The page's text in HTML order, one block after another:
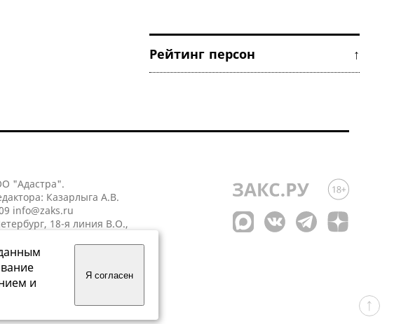
Рейтинг персон ↑
"Адастра".
Казарлыга А.В.
info@zaks.ru
18-я линия В.О.,
и
Я согласен